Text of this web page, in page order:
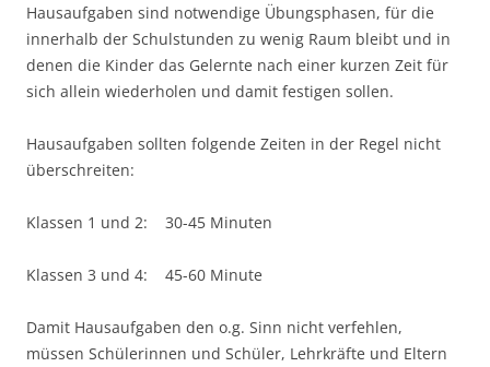
Hausaufgaben sind notwendige Übungsphasen, für die
innerhalb der Schulstunden zu wenig Raum bleibt und in
denen die Kinder das Gelernte nach einer kurzen Zeit für
sich allein wiederholen und damit festigen sollen.
Hausaufgaben sollten folgende Zeiten in der Regel nicht
überschreiten:
Klassen 1 und 2: 30-45 Minuten
Klassen 3 und 4: 45-60 Minute
Damit Hausaufgaben den o.g. Sinn nicht verfehlen,
müssen Schülerinnen und Schüler, Lehrkräfte und Eltern